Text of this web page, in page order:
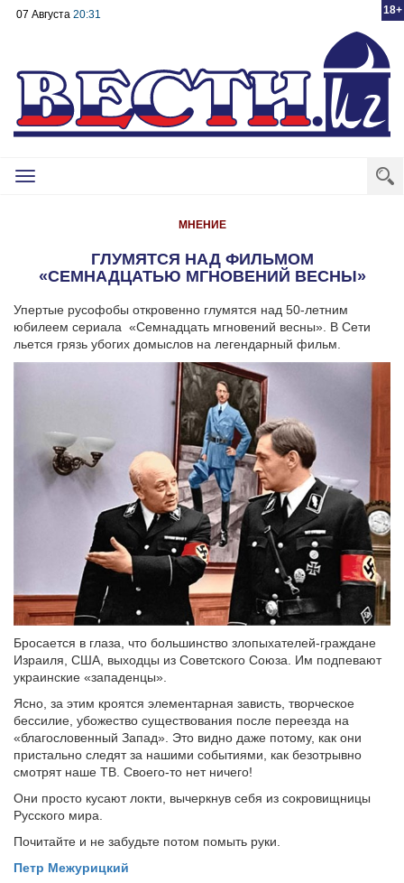
18+
07 Августа 20:31
Toggle
МНЕНИЕ
ГЛУМЯТСЯ НАД ФИЛЬМОМ
«СЕМНАДЦАТЬЮ МГНОВЕНИЙ ВЕСНЫ»
Упертые русофобы откровенно глумятся над 50-летним
юбилеем сериала «Семнадцать мгновений весны». В Сети
льется грязь убогих домыслов на легендарный фильм.
Бросается в глаза, что большинство злопыхателей-граждане
Израиля, США, выходцы из Советского Союза. Им подпевают
украинские «западенцы».
Ясно, за этим кроятся элементарная зависть, творческое
бессилие, убожество существования после переезда на
«благословенный Запад». Это видно даже потому, как они
пристально следят за нашими событиями, как безотрывно
смотрят наше ТВ. Своего-то нет ничего!
Они просто кусают локти, вычеркнув себя из сокровищницы
Русского мира.
Почитайте и не забудьте потом помыть руки.
Петр Межурицкий